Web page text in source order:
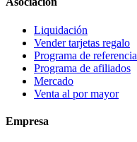
Liquidación
Vender tarjetas regalo
Programa de referencia
Programa de afiliados
Mercado
Venta al por mayor
Empresa